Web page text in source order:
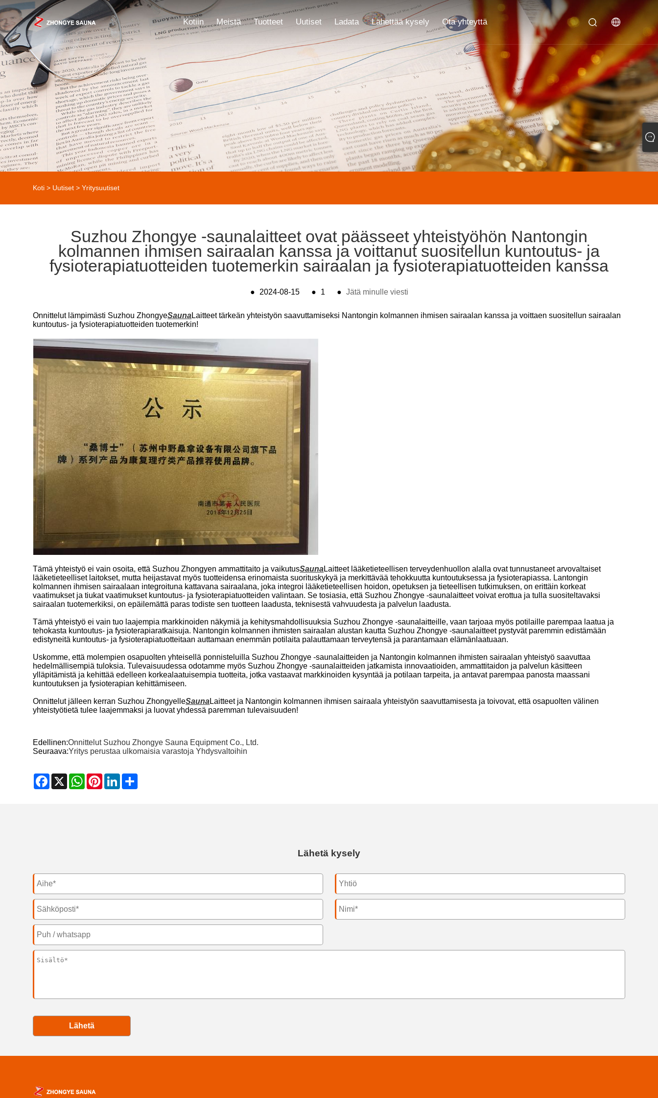
Kotiin Meistä Tuotteet Uutiset Ladata Lähettää kysely Ota yhteyttä
Koti > Uutiset >Yritysuutiset
Suzhou Zhongye -saunalaitteet ovat päässeet yhteistyöhön Nantongin
kolmannen ihmisen sairaalan kanssa ja voittanut suositellun kuntoutus- ja
fysioterapiatuotteiden tuotemerkin sairaalan ja fysioterapiatuotteiden kanssa
● 2024-08-15 ● 1 ● Jätä minulle viesti
Onnittelut lämpimästi Suzhou ZhongyeSaunaLaitteet tärkeän yhteistyön saavuttamiseksi Nantongin kolmannen ihmisen sairaalan kanssa ja voittaen suositellun sairaalan
kuntoutus- ja fysioterapiatuotteiden tuotemerkin!
Tämä yhteistyö ei vain osoita, että Suzhou Zhongyen ammattitaito ja vaikutusSaunaLaitteet lääketieteellisen terveydenhuollon alalla ovat tunnustaneet arvovaltaiset
lääketieteelliset laitokset, mutta heijastavat myös tuotteidensa erinomaista suorituskykyä ja merkittävää tehokkuutta kuntoutuksessa ja fysioterapiassa. Lantongin
kolmannen ihmisen sairaalaan integroituna kattavana sairaalana, joka integroi lääketieteellisen hoidon, opetuksen ja tieteellisen tutkimuksen, on erittäin korkeat
vaatimukset ja tiukat vaatimukset kuntoutus- ja fysioterapiatuotteiden valintaan. Se tosiasia, että Suzhou Zhongye -saunalaitteet voivat erottua ja tulla suositeltavaksi
sairaalan tuotemerkiksi, on epäilemättä paras todiste sen tuotteen laadusta, teknisestä vahvuudesta ja palvelun laadusta.
Tämä yhteistyö ei vain tuo laajempia markkinoiden näkymiä ja kehitysmahdollisuuksia Suzhou Zhongye -saunalaitteille, vaan tarjoaa myös potilaille parempaa laatua ja
tehokasta kuntoutus- ja fysioterapiaratkaisuja. Nantongin kolmannen ihmisten sairaalan alustan kautta Suzhou Zhongye -saunalaitteet pystyvät paremmin edistämään
edistyneitä kuntoutus- ja fysioterapiatuotteitaan auttamaan enemmän potilaita palauttamaan terveytensä ja parantamaan elämänlaatuaan.
Uskomme, että molempien osapuolten yhteisellä ponnisteluilla Suzhou Zhongye -saunalaitteiden ja Nantongin kolmannen ihmisten sairaalan yhteistyö saavuttaa
hedelmällisempiä tuloksia. Tulevaisuudessa odotamme myös Suzhou Zhongye -saunalaitteiden jatkamista innovaatioiden, ammattitaidon ja palvelun käsitteen
ylläpitämistä ja kehittää edelleen korkealaatuisempia tuotteita, jotka vastaavat markkinoiden kysyntää ja potilaan tarpeita, ja antavat parempaa panosta maassani
kuntoutuksen ja fysioterapian kehittämiseen.
Onnittelut jälleen kerran Suzhou ZhongyelleSaunaLaitteet ja Nantongin kolmannen ihmisen sairaala yhteistyön saavuttamisesta ja toivovat, että osapuolten välinen
yhteistyötietä tulee laajemmaksi ja luovat yhdessä paremman tulevaisuuden!
Edellinen:Onnittelut Suzhou Zhongye Sauna Equipment Co., Ltd.
Seuraava:Yritys perustaa ulkomaisia ​​varastoja Yhdysvaltoihin
Facebook
X WhatsApp
PinterestLinkedIn
Lähetä kysely
Lähetä